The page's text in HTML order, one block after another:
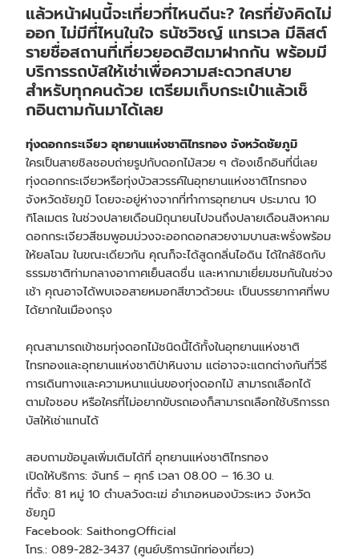
แล้วหน้าฝนนี้จะเที่ยวที่ไหนดีนะ? ใครที่ยังคิดไม่
ออก ไม่มีที่ไหนในใจ ธนัชวิชญ์ แทรเวล มีลิสต์
รายชื่อสถานที่เที่ยวยอดฮิตมาฝากกัน พร้อมมี
บริการรถบัสให้เช่าเพื่อความสะดวกสบาย
สำหรับทุกคนด้วย เตรียมเก็บกระเป๋าแล้วเช็
กอินตามกันมาได้เลย
ทุ่งดอกกระเจียว อุทยานแห่งชาติไทรทอง จังหวัดชัยภูมิ
ใครเป็นสายชิลชอบถ่ายรูปกับดอกไม้สวย ๆ ต้องเช็กอินที่นี่เลย
ทุ่งดอกกระเจียวหรือทุ่งบัวสวรรค์ในอุทยานแห่งชาติไทรทอง
จังหวัดชัยภูมิ โดยจะอยู่ห่างจากที่ทำการอุทยานฯ ประมาณ 10
กิโลเมตร ในช่วงปลายเดือนมิถุนายนไปจนถึงปลายเดือนสิงหาคม
ดอกกระเจียวสีชมพูอมม่วงจะออกดอกสวยงามบานสะพรั่งพร้อม
ให้ยลโฉม ในขณะเดียวกัน คุณก็จะได้สูดกลิ่นไอดิน ได้ใกล้ชิดกับ
ธรรมชาติท่ามกลางอากาศเย็นสดชื่น และหากมาเยี่ยมชมกันในช่วง
เช้า คุณอาจได้พบเจอสายหมอกสีขาวด้วยนะ เป็นบรรยากาศที่พบ
ได้ยากในเมืองกรุง
คุณสามารถเข้าชมทุ่งดอกไม้ชนิดนี้ได้ทั้งในอุทยานแห่งชาติ
ไทรทองและอุทยานแห่งชาติป่าหินงาม แต่อาจจะแตกต่างกันที่วิธี
การเดินทางและความหนาแน่นของทุ่งดอกไม้ สามารถเลือกได้
ตามใจชอบ หรือใครที่ไม่อยากขับรถเองก็สามารถเลือกใช้บริการรถ
บัสให้เช่าแทนได้
สอบถามข้อมูลเพิ่มเติมได้ที่ อุทยานแห่งชาติไทรทอง
เปิดให้บริการ: จันทร์ – ศุกร์ เวลา 08.00 – 16.30 น.
ที่ตั้ง: 81 หมู่ 10 ตำบลวังตะเฆ่ อำเภอหนองบัวระเหว จังหวัด
ชัยภูมิ
Facebook: SaithongOfficial
โทร.: 089-282-3437 (ศูนย์บริการนักท่องเที่ยว)